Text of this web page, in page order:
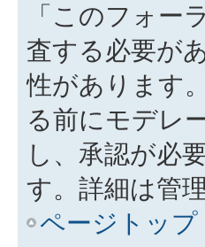
「このフォー
査する必要が
性があります
る前にモデレ
し、承認が必
す。詳細は管
ページトップ